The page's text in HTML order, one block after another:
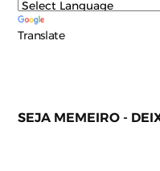
Translate
SEJA MEMEIRO -